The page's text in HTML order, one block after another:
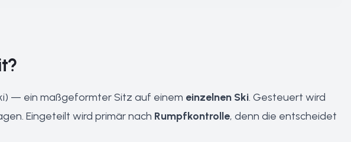
— ein maßgeformter Sitz auf einem einzelnen Ski. Gesteuert wird
Eingeteilt wird primär nach Rumpfkontrolle, denn die entscheidet